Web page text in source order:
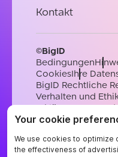
Kontakt
©BigID
Bedingungen
CookiesIhre
BigID Rechtliche
Verhalten und
Erklärung zur
EnglishGerman